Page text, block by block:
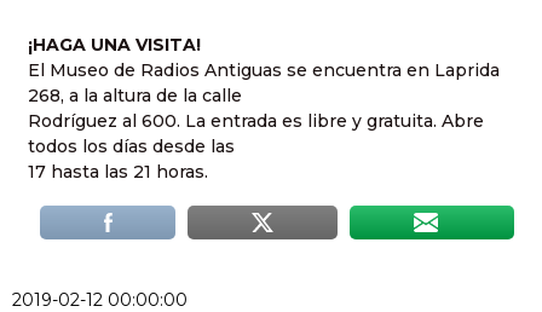
¡HAGA UNA VISITA!
El Museo de Radios Antiguas se encuentra en Laprida
268, a la altura de la calle
Rodríguez al 600. La entrada es libre y gratuita. Abre
todos los días desde las
17 hasta las 21 horas.
2019-02-12 00:00:00